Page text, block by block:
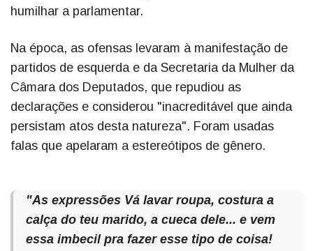
humilhar a parlamentar.
Na época, as ofensas levaram à manifestação de
partidos de esquerda e da Secretaria da Mulher da
Câmara dos Deputados, que repudiou as
declarações e considerou "inacreditável que ainda
persistam atos desta natureza". Foram usadas
falas que apelaram a estereótipos de gênero.
"As expressões Vá lavar roupa, costura a
calça do teu marido, a cueca dele... e vem
essa imbecil pra fazer esse tipo de coisa!